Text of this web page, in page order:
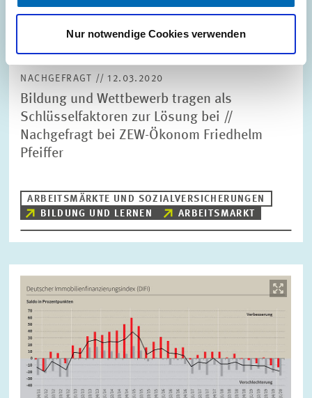
Nur notwendige Cookies verwenden
NACHGEFRAGT // 12.03.2020
Bildung und Wettbewerb tragen als
Schlüsselfaktoren zur Lösung bei //
Nachgefragt bei ZEW-Ökonom Friedhelm
Pfeiffer
ARBEITSMÄRKTE UND SOZIALVERSICHERUNGEN
BILDUNG UND LERNEN
ARBEITSMARKT
öffnet
in
vergrößerter
Ansicht